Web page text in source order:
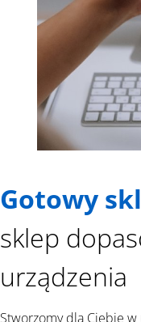
Gotowy
sklep
urządzenia
Stworzomy dla Ciebie w